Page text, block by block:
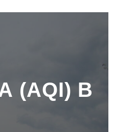
(AQI) В